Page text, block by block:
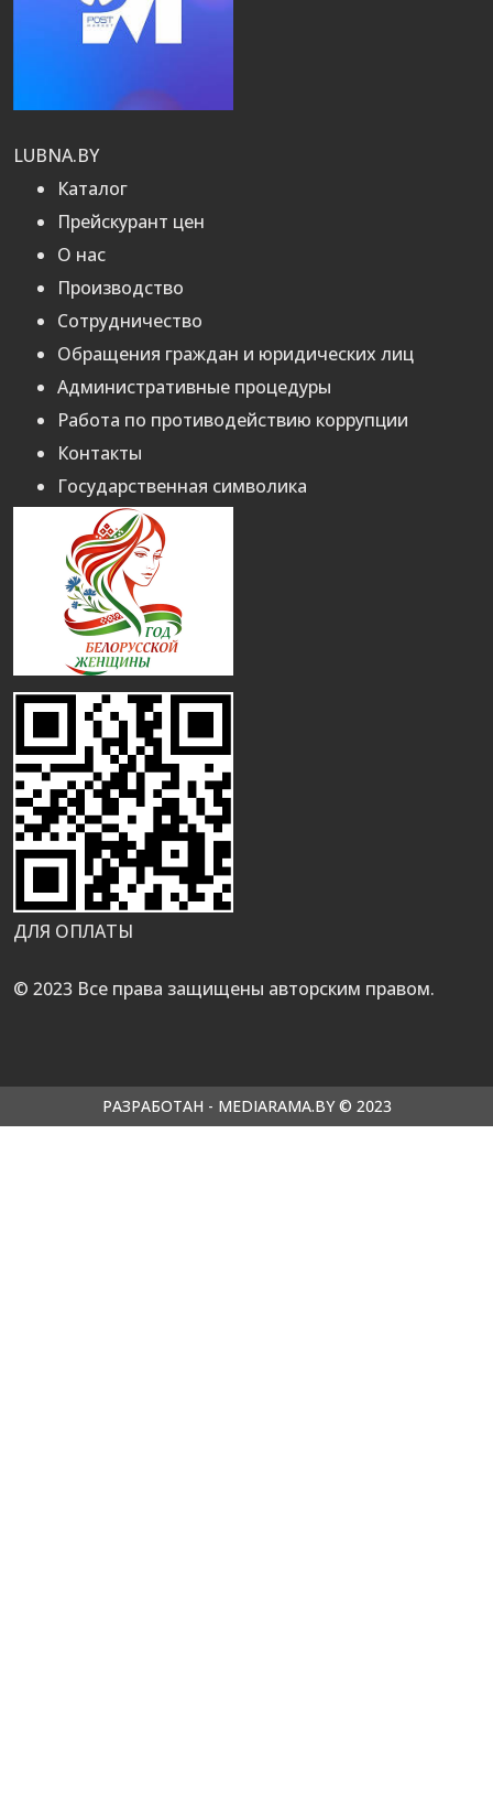
LUBNA.BY
Каталог
Прейскурант цен
О нас
Производство
Сотрудничество
Обращения граждан и юридических лиц
Административные процедуры
Работа по противодействию коррупции
Контакты
Государственная символика
ДЛЯ ОПЛАТЫ
© 2023 Все права защищены авторским правом.
РАЗРАБОТАН - MEDIARAMA.BY © 2023